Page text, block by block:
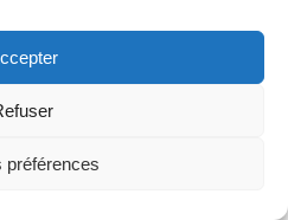
préférences